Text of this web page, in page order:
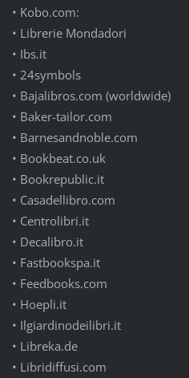
• Kobo.com:
• Librerie Mondadori
• Ibs.it
• 24symbols
• Bajalibros.com (worldwide)
• Baker-tailor.com
• Barnesandnoble.com
• Bookbeat.co.uk
• Bookrepublic.it
• Casadellibro.com
• Centrolibri.it
• Decalibro.it
• Fastbookspa.it
• Feedbooks.com
• Hoepli.it
• Ilgiardinodeilibri.it
• Libreka.de
• Libridiffusi.com